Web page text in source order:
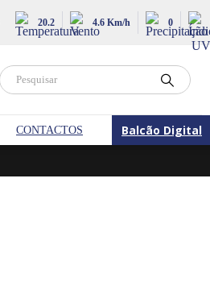
20.2 4.6 Km/h 0
CONTACTOS Balcão Digital